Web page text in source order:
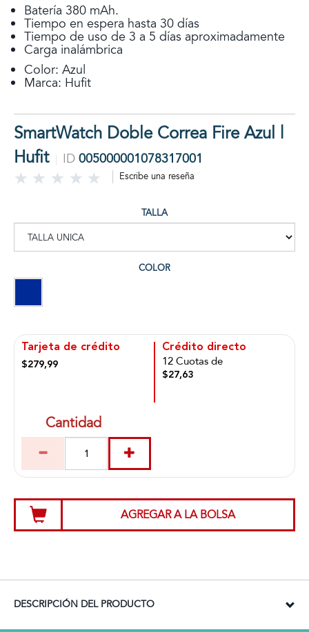
Batería 380 mAh.
Tiempo en espera hasta 30 días
Tiempo de uso de 3 a 5 días aproximadamente
Carga inalámbrica
Color: Azul
Marca: Hufit
SmartWatch Doble Correa Fire Azul |
Hufit
ID 005000001078317001
Escribe una reseña
TALLA
COLOR
Tarjeta de crédito
$279,99
Crédito directo
12 Cuotas de
$27,63
Cantidad
AGREGAR A LA BOLSA
DESCRIPCIÓN DEL PRODUCTO